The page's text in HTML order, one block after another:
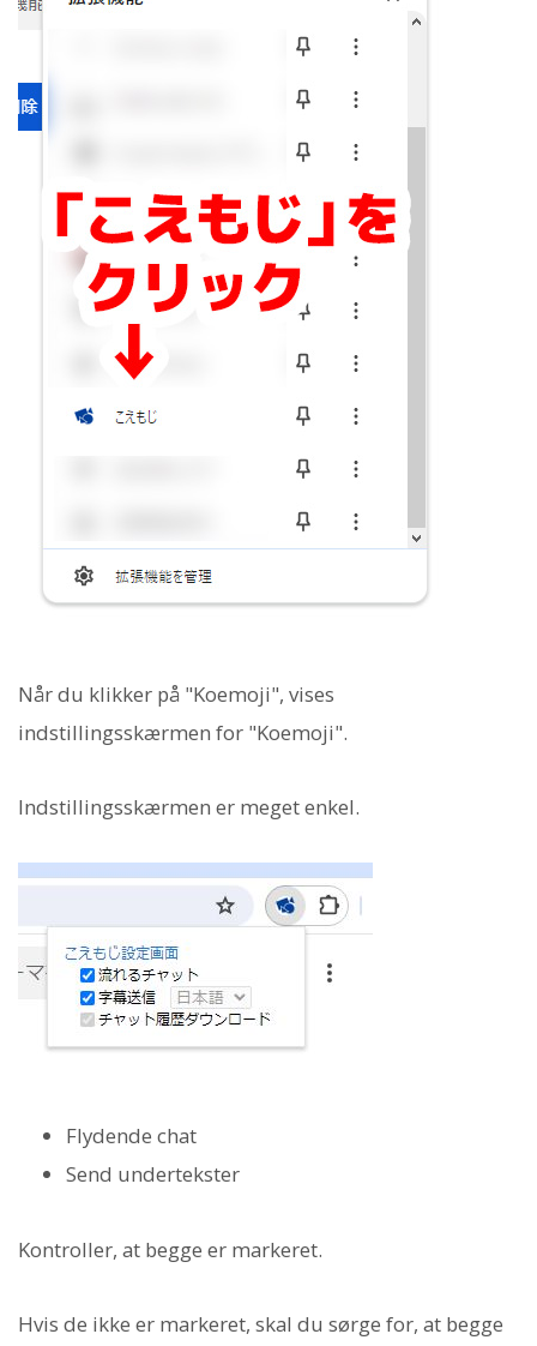
Når du klikker på "Koemoji", vises
indstillingsskærmen for "Koemoji".
Indstillingsskærmen er meget enkel.
Flydende chat
Send undertekster
Kontroller, at begge er markeret.
Hvis de ikke er markeret, skal du sørge for, at begge